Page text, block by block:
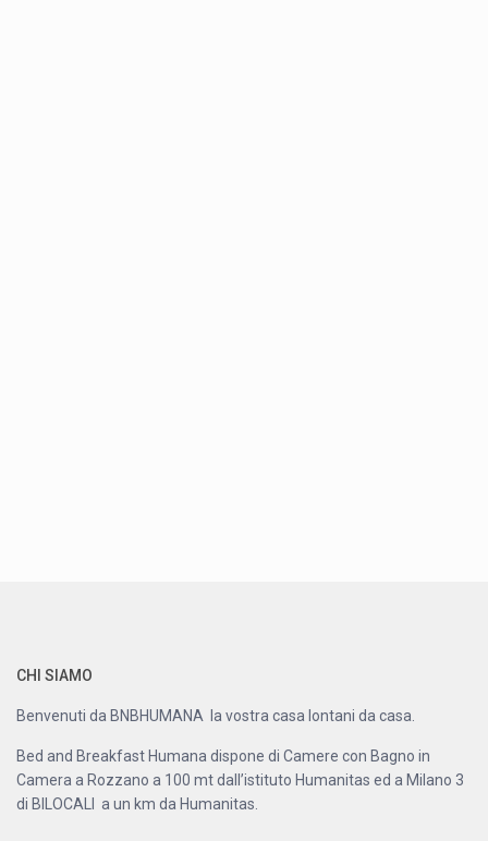
CHI SIAMO
Benvenuti da BNBHUMANA la vostra casa lontani da casa.
Bed and Breakfast Humana dispone di Camere con Bagno in
Camera a Rozzano a 100 mt dall’istituto Humanitas ed a Milano 3
di BILOCALI a un km da Humanitas.